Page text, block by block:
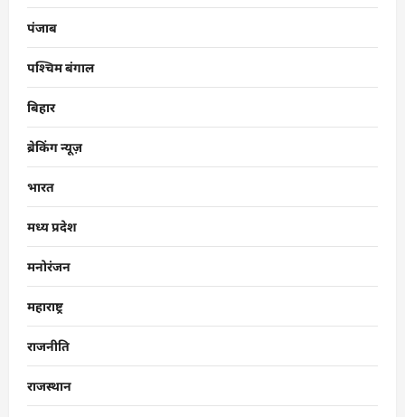
पंजाब
पश्चिम बंगाल
बिहार
ब्रेकिंग न्यूज़
भारत
मध्य प्रदेश
मनोरंजन
महाराष्ट्र
राजनीति
राजस्थान